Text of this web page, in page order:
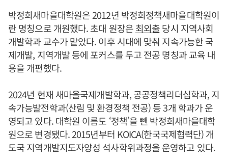
박정희새마을대학원은 2012년 박정희정책새마을대학원이
란 명칭으로 개원했다. 초대 원장은최외출당시 지역사회
개발학과 교수가 맡았다. 이후 시대에 맞춰 지속가능한 국
제개발, 지역개발 등에 포커스를 두고 전공 명칭과 교육 내
용을 개편했다.
2024년 현재 새마을국제개발학과, 공공정책리더십학과, 지
속가능발전학과(산림 및 환경정책 전공) 등 3개 학과가 운
영되고 있다. 대학원 이름도 ‘정책’을 뺀 박정희새마을대학
원으로 변경됐다. 2015년부터 KOICA(한국국제협력단) 개
도국 지역개발지도자양성 석사학위과정을 운영하고 있다.